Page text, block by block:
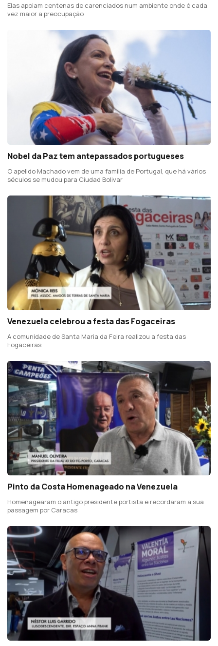
Elas apoiam centenas de carenciados num ambiente onde é cada
vez maior a preocupação
Nobel da Paz tem antepassados portugueses
O apelido Machado vem de uma família de Portugal, que há vários
séculos se mudou para Ciudad Bolivar
Venezuela celebrou a festa das Fogaceiras
A comunidade de Santa Maria da Feira realizou a festa das
Fogaceiras
Pinto da Costa Homenageado na Venezuela
Homenagearam o antigo presidente portista e recordaram a sua
passagem por Caracas